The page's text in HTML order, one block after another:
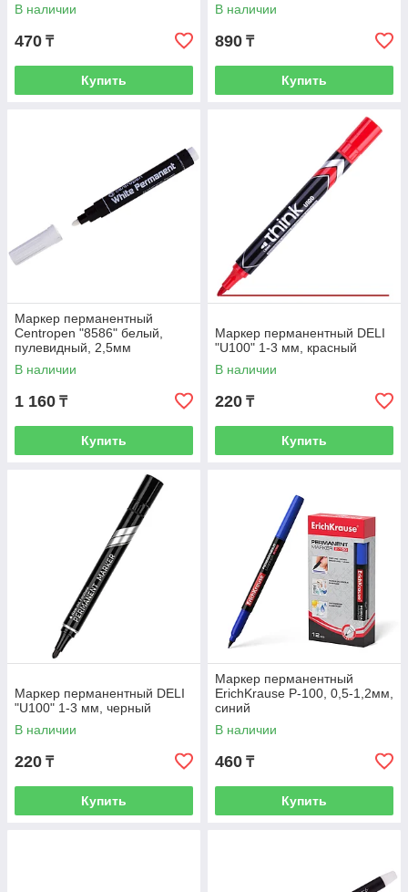
В наличии
470 ₸
Купить
В наличии
890 ₸
Купить
Маркер перманентный
Centropen "8586" белый,
пулевидный, 2,5мм
В наличии
1 160 ₸
Купить
Маркер перманентный DELI
"U100" 1-3 мм, красный
В наличии
220 ₸
Купить
Маркер перманентный DELI
"U100" 1-3 мм, черный
В наличии
220 ₸
Купить
Маркер перманентный
ErichKrause P-100, 0,5-1,2мм,
синий
В наличии
460 ₸
Купить